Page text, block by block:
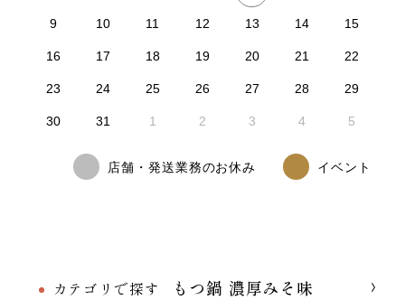
カテゴリで探す
もつ鍋 濃厚みそ味
9 10 11 12 13 14 15
16 17 18 19 20 21 22
23 24 25 26 27 28 29
30 31 1 2 3 4 5
店舗・発送業務のお休み イベント